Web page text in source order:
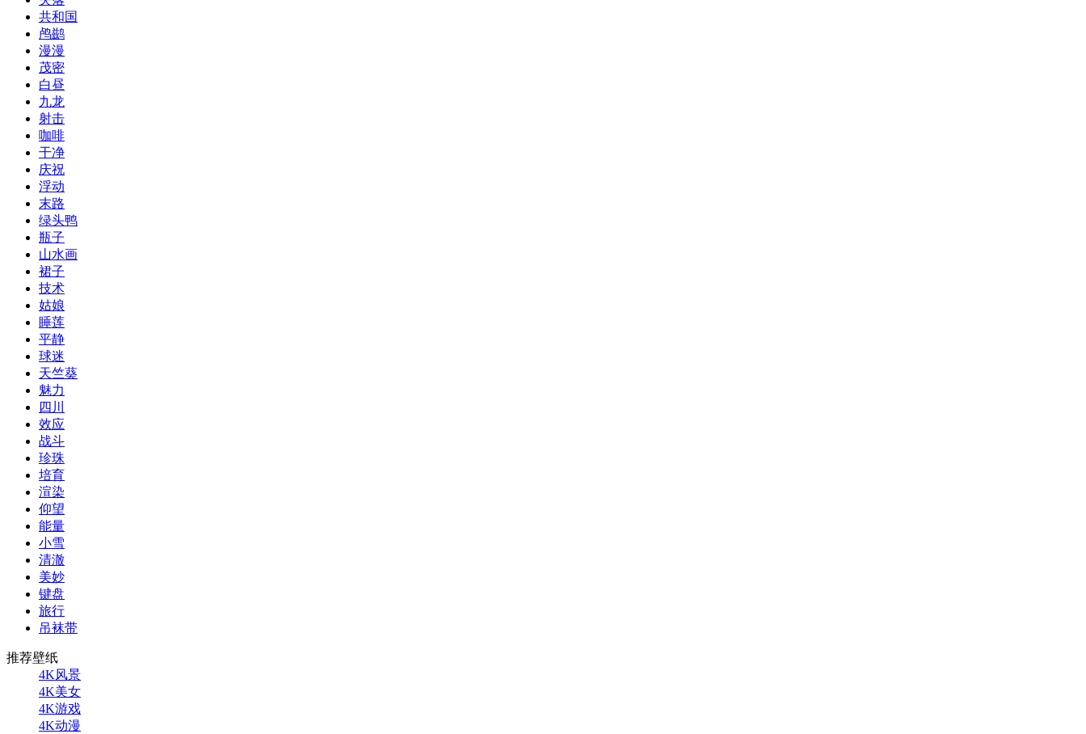
共和国
鸬鹚
漫漫
茂密
白昼
九龙
射击
咖啡
干净
庆祝
浮动
末路
绿头鸭
瓶子
山水画
裙子
技术
姑娘
睡莲
平静
球迷
天竺葵
魅力
四川
效应
战斗
珍珠
培育
渲染
仰望
能量
小雪
清澈
美妙
键盘
旅行
吊袜带
推荐壁纸
4K风景
4K美女
4K游戏
4K动漫